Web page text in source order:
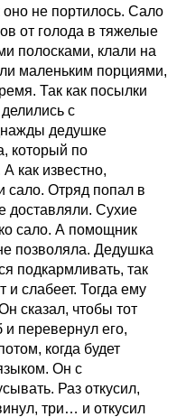
не портилось. Сало
от голода в тяжелые
полосками, клали на
маленьким порциями,
Так как посылки
с
дедушке
который по
как известно,
сало. Отряд попал в
доставляли. Сухие
сало. А помощник
позволяла. Дедушка
подкармливать, так
и слабеет. Тогда ему
сказал, чтобы тот
и перевернул его,
когда будет
Он с
Раз откусил,
три… и откусил